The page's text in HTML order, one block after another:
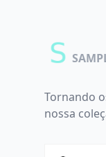
Tornando
nossa